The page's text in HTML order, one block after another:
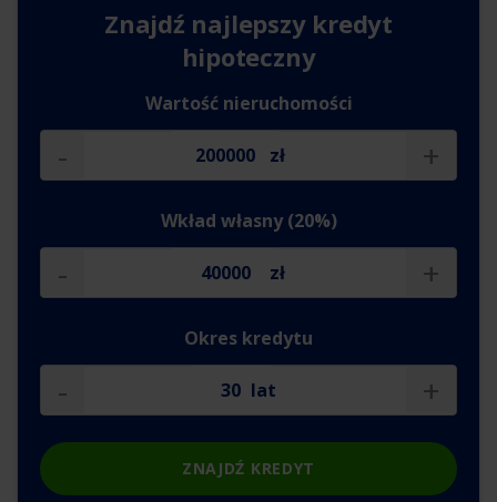
Znajdź najlepszy kredyt
hipoteczny
Wartość nieruchomości
- zł +
Wkład własny (20%)
- zł +
Okres kredytu
- lat +
ZNAJDŹ KREDYT